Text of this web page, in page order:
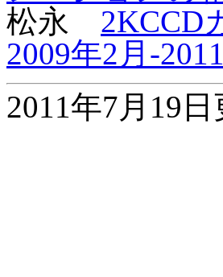
松永 2KCCD
2009年2月-
2011年7月19日